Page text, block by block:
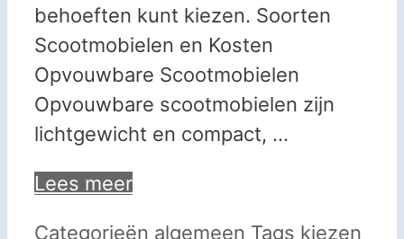
behoeften kunt kiezen. Soorten
Scootmobielen en Kosten
Opvouwbare Scootmobielen
Opvouwbare scootmobielen zijn
lichtgewicht en compact, …
Lees meer
Categorieën algemeen Tags kiezen